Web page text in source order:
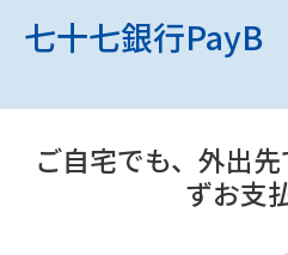
七十七銀行PayB
ご自宅でも、外出
ずお支